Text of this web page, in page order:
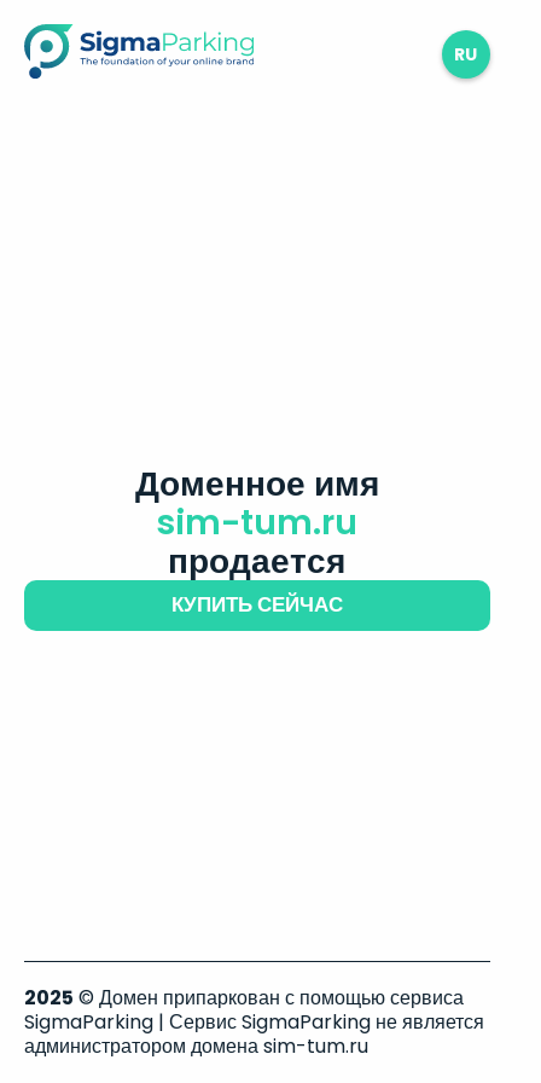
RU
Доменное имя
sim-tum.ru
продается
КУПИТЬ СЕЙЧАС
2025 © Домен припаркован с помощью сервиса
SigmaParking | Сервис SigmaParking не является
администратором домена sim-tum.ru